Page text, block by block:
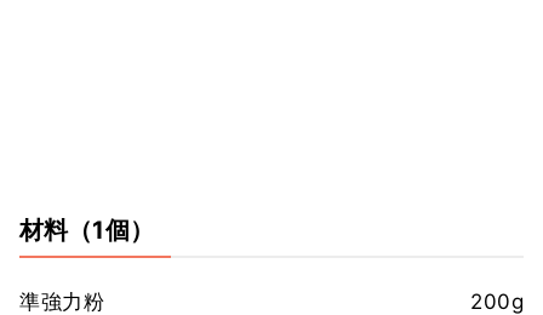
材料（1個）
準強力粉
200g